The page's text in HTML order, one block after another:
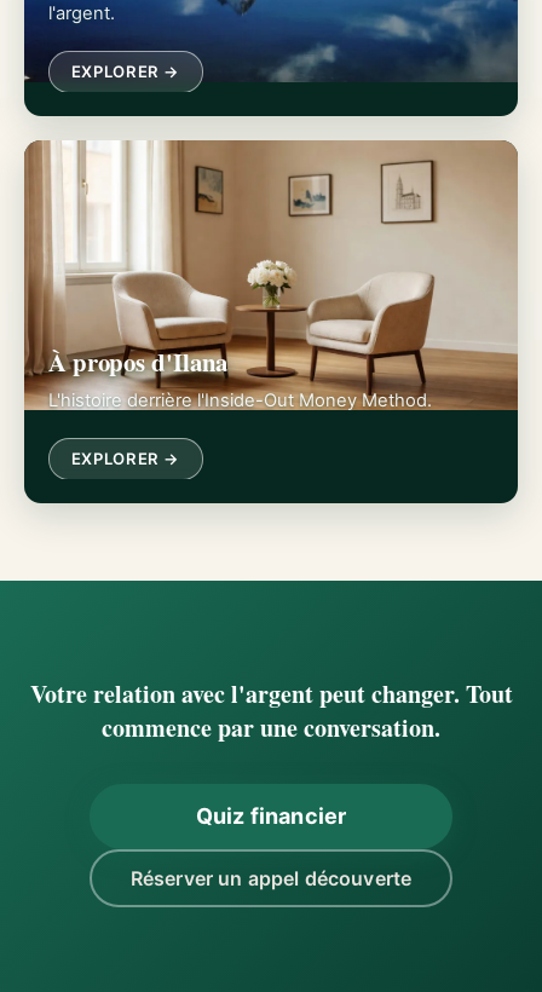
l'argent.
EXPLORER →
À propos d'Ilana
L'histoire derrière l'Inside-Out Money Method.
EXPLORER →
Votre relation avec l'argent peut changer. Tout
commence par une conversation.
Quiz financier
Réserver un appel découverte